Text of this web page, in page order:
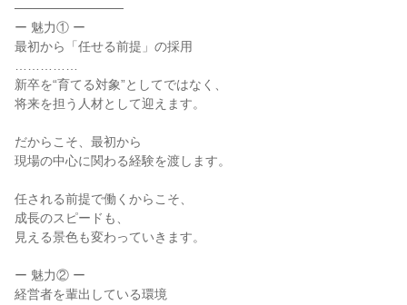
────────────
ー 魅力① ー
最初から「任せる前提」の採用
新卒を“育てる対象”としてではなく、
将来を担う人材として迎えます。
だからこそ、最初から
現場の中心に関わる経験を渡します。
任される前提で働くからこそ、
成長のスピードも、
見える景色も変わっていきます。
ー 魅力② ー
経営者を輩出している環境